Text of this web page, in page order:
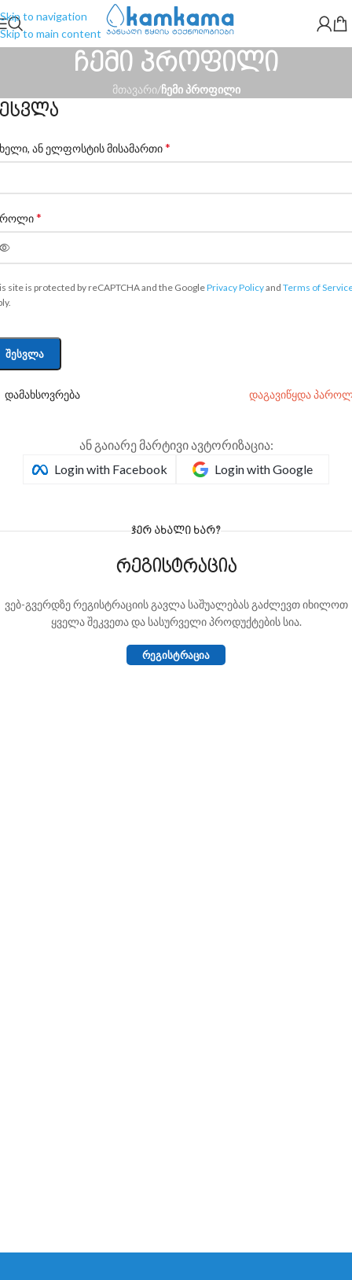
Skip to navigation
Skip to main content
ჩემი პროფილი
მთავარი/ჩემი პროფილი
ან ელფოსტის მისამართი*
*
site is protected by reCAPTCHA and the GooglePrivacy Policyand Terms of
ᲨᲔᲡᲕᲚᲐ
დაგავიწყდა
დამახსოვრება
ან გაიარე მარტივი ავტორიზაცია:
Login with Facebook
Login with Google
ᲯᲔᲠ ᲐᲮᲐᲚᲘ ᲮᲐᲠ?
რეგისტრაცია
ვებ-გვერდზე რეგისტრაციის გავლა საშუალებას გაძლევთ იხილოთ
ყველა შეკვეთა და სასურველი პროდუქტების სია.
ᲠᲔᲒᲘᲡᲢᲠᲐᲪᲘᲐ